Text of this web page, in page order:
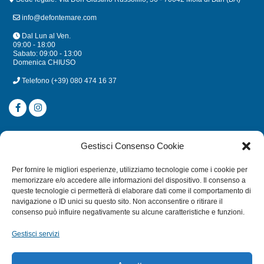
Gestisci Consenso Cookie
Per fornire le migliori esperienze, utilizziamo tecnologie come i cookie per
memorizzare e/o accedere alle informazioni del dispositivo. Il consenso a
queste tecnologie ci permetterà di elaborare dati come il comportamento di
navigazione o ID unici su questo sito. Non acconsentire o ritirare il
consenso può influire negativamente su alcune caratteristiche e funzioni.
Gestisci servizi
info@defontemare.com
Dal Lun al Ven.
09:00 - 18:00
Sabato: 09:00 - 13:00
Domenica CHIUSO
Telefono (+39) 080 474 16 37
CATEGORIE
MULINELLI
CANNE
ACCESSORI NAUTICI